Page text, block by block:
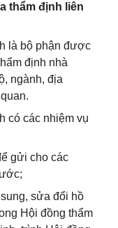
thẩm định liên
là bộ phận được
định nhà
ngành, địa
có các nhiệm vụ
gửi cho các
sửa đổi hồ
Hội đồng thẩm